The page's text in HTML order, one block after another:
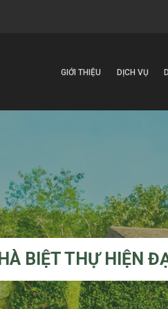
GIỚI THIỆU DỊCH VỤ
BIỆT THỰ HIỆN